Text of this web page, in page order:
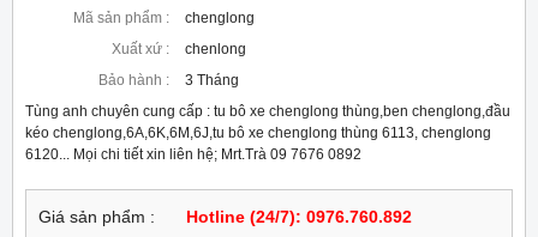
Mã sản phẩm :
chenglong
Xuất xứ :
chenlong
Bảo hành :
3 Tháng
Tùng anh chuyên cung cấp : tu bô xe chenglong thùng,ben chenglong,đầu
kéo chenglong,6A,6K,6M,6J,tu bô xe chenglong thùng 6113, chenglong
6120... Mọi chi tiết xin liên hệ; Mrt.Trà 09 7676 0892
Giá sản phẩm : Hotline (24/7): 0976.760.892